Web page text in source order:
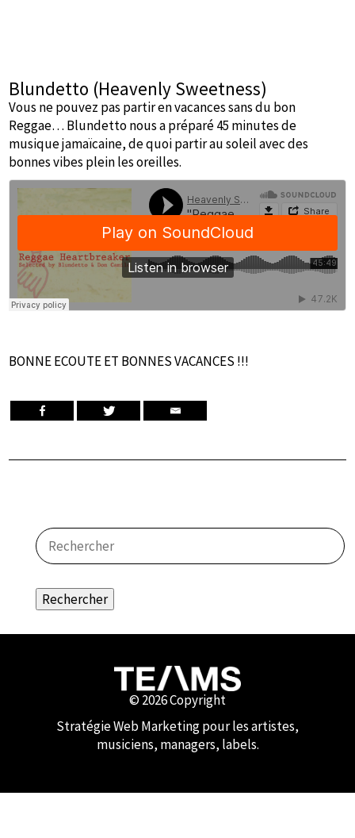
Blundetto (Heavenly Sweetness)
Vous ne pouvez pas partir en vacances sans du bon
Reggae… Blundetto nous a préparé 45 minutes de
musique jamaïcaine, de quoi partir au soleil avec des
bonnes vibes plein les oreilles.
BONNE ECOUTE ET BONNES VACANCES !!!
Rechercher
© 2026 Copyright
Stratégie Web Marketing pour les artistes,
musiciens, managers, labels.